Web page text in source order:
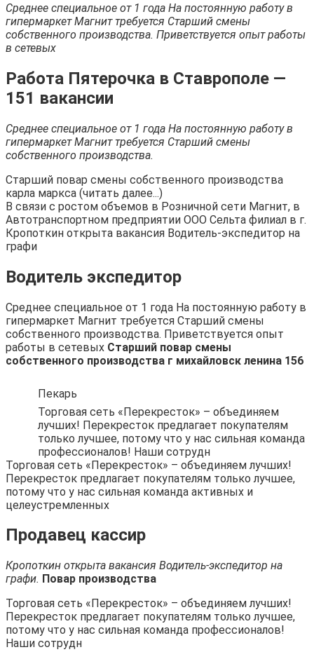
Среднее специальное от 1 года На постоянную работу в
гипермаркет Магнит требуется Старший смены
собственного производства. Приветствуется опыт работы
в сетевых
Работа Пятерочка в Ставрополе —
151 вакансии
Среднее специальное от 1 года На постоянную работу в
гипермаркет Магнит требуется Старший смены
собственного производства.
Старший повар смены собственного производства
карла маркса (читать далее...)
В связи с ростом объемов в Розничной сети Магнит, в
Автотранспортном предприятии ООО Сельта филиал в г.
Кропоткин открыта вакансия Водитель-экспедитор на
графи
Водитель экспедитор
Среднее специальное от 1 года На постоянную работу в
гипермаркет Магнит требуется Старший смены
собственного производства. Приветствуется опыт
работы в сетевых Старший повар смены
собственного производства г михайловск ленина 156
Пекарь
Торговая сеть «Перекресток» – объединяем
лучших! Перекресток предлагает покупателям
только лучшее, потому что у нас сильная команда
профессионалов! Наши сотрудн
Торговая сеть «Перекресток» – объединяем лучших!
Перекресток предлагает покупателям только лучшее,
потому что у нас сильная команда активных и
целеустремленных
Продавец кассир
Кропоткин открыта вакансия Водитель-экспедитор на
графи. Повар производства
Торговая сеть «Перекресток» – объединяем лучших!
Перекресток предлагает покупателям только лучшее,
потому что у нас сильная команда профессионалов!
Наши сотрудн